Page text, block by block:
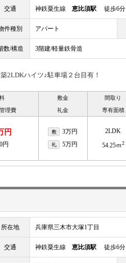
交通 神鉄粟生線 恵比須駅徒歩6分
件種別 アパート
数/構造 3階建/軽量鉄骨造
2LDKハイツ♪駐車場２台目有！
理費
敷金
礼金
間取り
専有面積
円
円
敷 3万円
礼 5万円
2LDK
54.25ｍ2
所在地 兵庫県三木市大塚1丁目
交通 神鉄粟生線 恵比須駅徒歩6分